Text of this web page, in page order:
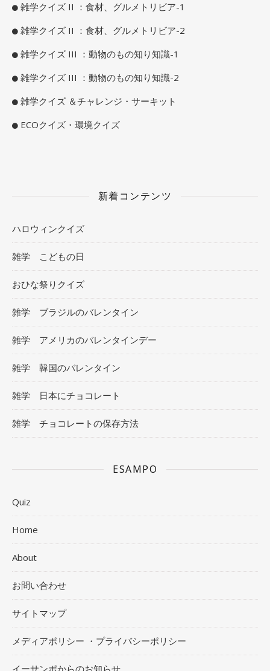
雑学クイズ II ：食材、グルメトリビア-1
雑学クイズ II ：食材、グルメトリビア-2
雑学クイズ III ：動物のもの知り知識-1
雑学クイズ III ：動物のもの知り知識-2
雑学クイズ ＆チャレンジ・サーキット
ECOクイズ・環境クイズ
新着コンテンツ
ハロウィンクイズ
雑学 こどもの日
おひな祭りクイズ
雑学 ブラジルのバレンタイン
雑学 アメリカのバレンタインデー
雑学 韓国のバレンタイン
雑学 日本にチョコレート
雑学 チョコレートの保存方法
ESAMPO
Quiz
Home
About
お問い合わせ
サイトマップ
メディアポリシー ・プライバシーポリシー